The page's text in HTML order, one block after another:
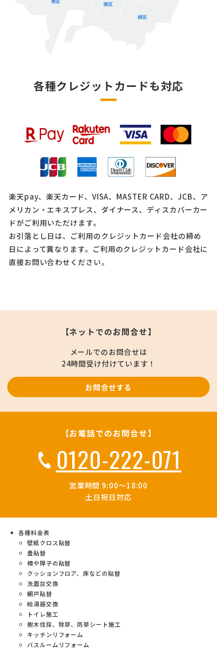
各種クレジットカードも対応
楽天pay、楽天カード、VISA、MASTER CARD、JCB、ア
メリカン・エキスプレス、ダイナース、ディスカバーカー
ドがご利用いただけます。
お引落とし日は、ご利用のクレジットカード会社の締め
日によって異なります。ご利用のクレジットカード会社に
直接お問い合わせください。
【ネットでのお問合せ】
メールでのお問合せは
24時間受け付けています！
お問合せする
【お電話でのお問合せ】
0120-222-071
営業時間 9:00～18:00
土日祝日対応
各種料金表
壁紙クロス貼替
畳貼替
襖や障子の貼替
クッションフロア、床などの貼替
洗面台交換
網戸貼替
給湯器交換
トイレ施工
樹木伐採、除草、防草シート施工
キッチンリフォーム
バスルームリフォーム